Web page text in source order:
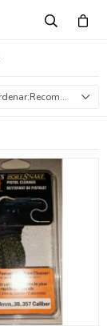
Recomendados